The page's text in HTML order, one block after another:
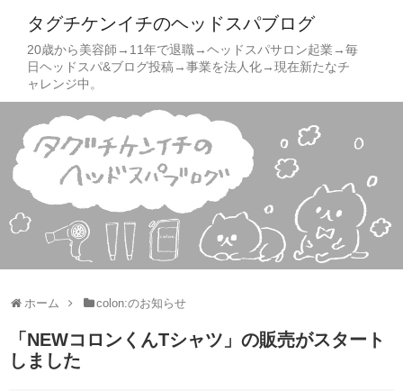
タグチケンイチのヘッドスパブログ
20歳から美容師→11年で退職→ヘッドスパサロン起業→毎
日ヘッドスパ&ブログ投稿→事業を法人化→現在新たなチ
ャレンジ中。
ホーム colon:のお知らせ
「NEWコロンくんTシャツ」の販売がスタート
しました